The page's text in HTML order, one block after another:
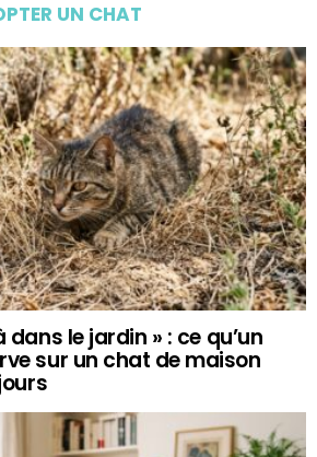
UN CHAT
le jardin » : ce qu’un
sur un chat de maison